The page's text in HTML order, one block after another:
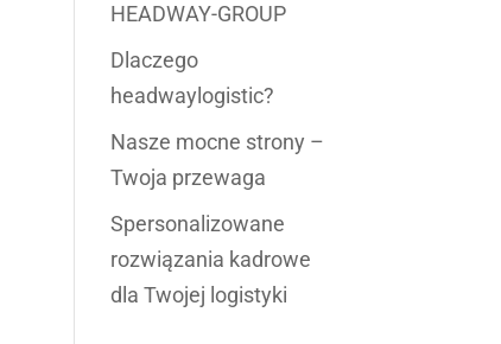
HEADWAY-GROUP
Dlaczego
headwaylogistic?
Nasze mocne strony –
Twoja przewaga
Spersonalizowane
rozwiązania kadrowe
dla Twojej logistyki